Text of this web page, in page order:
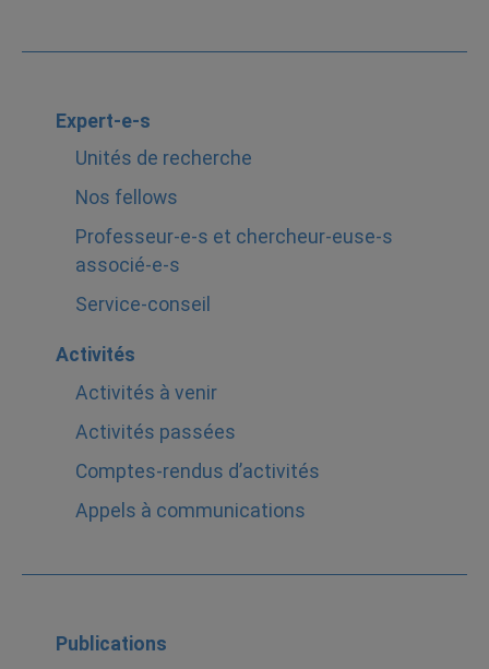
Expert-e-s
Unités de recherche
Nos fellows
Professeur-e-s et chercheur-euse-s
associé-e-s
Service-conseil
Activités
Activités à venir
Activités passées
Comptes-rendus d’activités
Appels à communications
Publications